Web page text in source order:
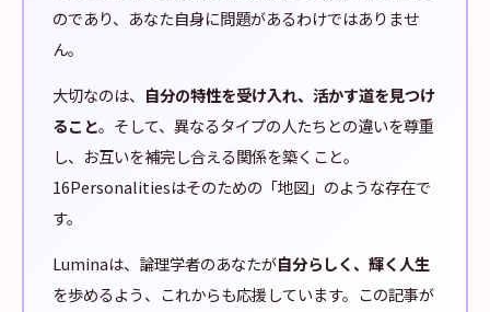
のであり、あなた自身に問題があるわけではありませ
ん。
大切なのは、 自分の特性を受け入れ、活かす道を見つけ
ること。そして、異なるタイプの人たちとの違いを尊重
し、お互いを補完し合える関係を築くこと。
16Personalitiesはそのための「地図」のような存在で
す。
Luminaは、論理学者のあなたが自分らしく、輝く人生
を歩めるよう、これからも応援しています。この記事が